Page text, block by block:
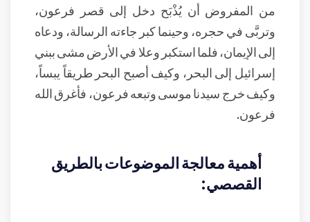
من المفروض أن يُذْبَح دخل إلى قصر فرعون،
وتربَّى في حجره، وحينما كبر جاءته الرسالة، ودعاه
إلى الإيمان، فلما استكبر وعلا في الأرض مشى ببني
إسرائيل إلى البحر، وكيف أصبح البحر طريقاً يبساً،
وكيف خرج سيدنا موسى وتبعه فرعون، فأغرق الله
فرعون.
أهمية معالجة الموضوعات بالطريق
القصصي: